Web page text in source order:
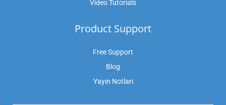
Video Tutorials
Product Support
Free Support
Blog
Yayın Notları